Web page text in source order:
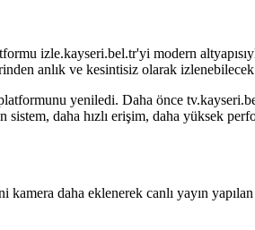
izle.kayseri.bel.tr'yi modern
anlık ve kesintisiz olarak
yeniledi. Daha önce
daha hızlı erişim, daha yüksek
daha eklenerek canlı yayın yapılan